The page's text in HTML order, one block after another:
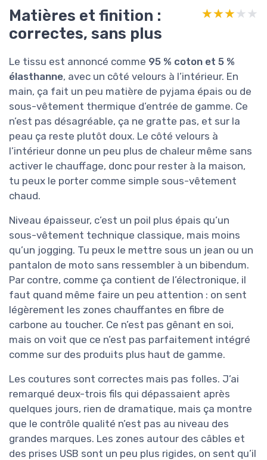
Matières et finition :
correctes, sans plus
★★★★★
★★★★★
Le tissu est annoncé comme 95 % coton et 5 %
élasthanne, avec un côté velours à l’intérieur. En
main, ça fait un peu matière de pyjama épais ou de
sous-vêtement thermique d’entrée de gamme. Ce
n’est pas désagréable, ça ne gratte pas, et sur la
peau ça reste plutôt doux. Le côté velours à
l’intérieur donne un peu plus de chaleur même sans
activer le chauffage, donc pour rester à la maison,
tu peux le porter comme simple sous-vêtement
chaud.
Niveau épaisseur, c’est un poil plus épais qu’un
sous-vêtement technique classique, mais moins
qu’un jogging. Tu peux le mettre sous un jean ou un
pantalon de moto sans ressembler à un bibendum.
Par contre, comme ça contient de l’électronique, il
faut quand même faire un peu attention : on sent
légèrement les zones chauffantes en fibre de
carbone au toucher. Ce n’est pas gênant en soi,
mais on voit que ce n’est pas parfaitement intégré
comme sur des produits plus haut de gamme.
Les coutures sont correctes mais pas folles. J’ai
remarqué deux-trois fils qui dépassaient après
quelques jours, rien de dramatique, mais ça montre
que le contrôle qualité n’est pas au niveau des
grandes marques. Les zones autour des câbles et
des prises USB sont un peu plus rigides, on sent qu’il